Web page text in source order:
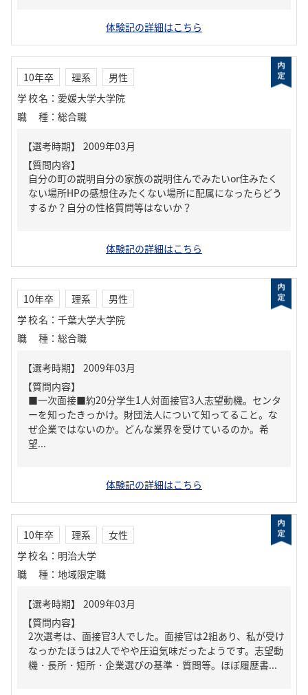
体験記の詳細はこちら
10年卒 理系
男性
学校名 ： 愛媛大学大学院
職種 ： 総合職
【質問内容】
自分の町の説明自分の家族の説明住んでみたいor住みたく
ない場所HPの感想住みたくない場所に配属になったらどう
するか？自分の性格質問等はないか？
体験記の詳細はこちら
10年卒 理系
男性
学校名 ： 千葉大学大学院
職種 ： 総合職
【質問内容】
■一次面接■約20分学生1人対面接官3人志望動機。センタ
ーを知ったきっかけ。財団法人について知ってること。な
ぜ企業ではないのか。どんな業界を受けているのか。希
望...
体験記の詳細はこちら
10年卒 理系
女性
学校名 ： 明治大学
職種 ： 地域限定職
【質問内容】
2次選考は、面接官3人でした。面接官は2組あり、私が受け
なっかたほうは2人でやや圧迫気味だったようです。志望動
機・長所・短所・企業選びの基準・質問等。ほぼ履歴書...